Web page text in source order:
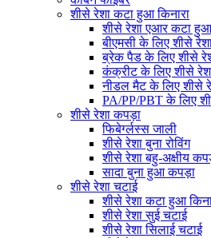
शीसे रेशा कटा हुआ किनारा
शीसे रेशा एआर कटा हुआ
बीएमसी के लिए शीसे
ब्रेक पैड के लिए शीसे
कंक्रीट के लिए शीसे
नीडल मैट के लिए शीसे
PA/PP/PBT के लिए
शीसे रेशा कपड़ा
फिबेर्ग्लस्स जाली
शीसे रेशा बुना रोविंग
शीसे रेशा बहु-अक्षीय
सादा बुना हुआ कपड़ा
शीसे रेशा चटाई
शीसे रेशा कटा हुआ
शीसे रेशा सुई चटाई
शीसे रेशा सिलाई चटाई